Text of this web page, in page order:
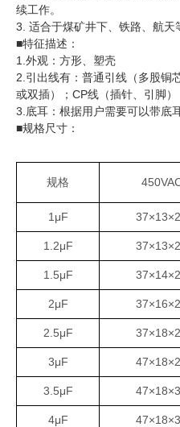
续工作。
3. 适合于煤矿井下、铁路、航天
■特征描述：
1.外观：方形、塑壳
2.引出线有：普通引线（多股铜
或双插）；CP线（插针、引脚）
3.底耳：根据用户需要可以带底
■规格尺寸：
规格
1μF
1.2μF
1.5μF
2μF
2.5μF
3μF
3.5μF
4μF